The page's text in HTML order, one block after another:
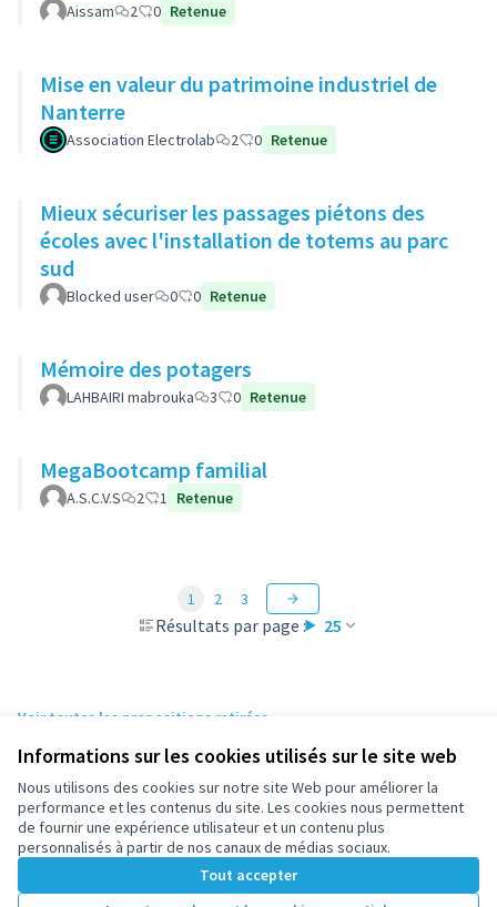
Informations sur les cookies utilisés sur le site web
Nous utilisons des cookies sur notre site Web pour améliorer la
performance et les contenus du site. Les cookies nous permettent
de fournir une expérience utilisateur et un contenu plus
personnalisés à partir de nos canaux de médias sociaux.
Tout accepter
Aissam 2 0 Retenue
Mise en valeur du patrimoine industriel de
Nanterre
Association Electrolab 2 0 Retenue
Mieux sécuriser les passages piétons des
écoles avec l'installation de totems au parc
sud
Blocked user 0 0 Retenue
Mémoire des potagers
LAHBAIRI mabrouka 3 0 Retenue
MegaBootcamp familial
A.S.C.V.S 2 1 Retenue
Résultats par page : 25
1 2 3
Voir toutes les propositions retirées
Conditions d'utilisation
Paramètres des cookies
participez.nanterre.fr sur X
(Lien externe)
participez.nanterre.fr sur Facebook
participez.nanterre.fr sur Instagram
participez.nanterre.fr sur YouTube
(Lien externe)
participez.nanterre.fr sur GitHub
(Lien externe)